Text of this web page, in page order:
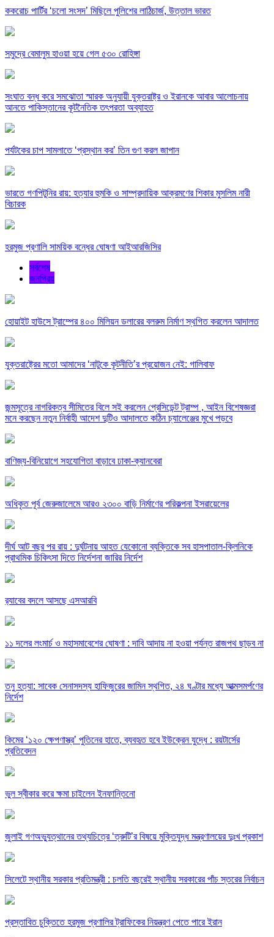
ককরোচ পার্টির ‘চলো সংসদ’ মিছিলে পুলিশের লাঠিচার্জ, উত্তাল ভারত
সমুদ্রে বেমালুম হাওয়া হয়ে গেল ৫৩০ রোহিঙ্গা
সংঘাত বন্ধ করে সমঝোতা স্মারক অনুযায়ী যুক্তরাষ্ট্র ও ইরানকে আবার আলোচনায়
আনতে পাকিস্তানের কূটনৈতিক তৎপরতা অব্যাহত
পর্যটকের চাপ সামলাতে ‘প্রস্থান কর’ তিন গুণ করল জাপান
ভারতে গণপিটুনির রায়: হত্যার হুমকি ও সাম্প্রদায়িক আক্রমণের শিকার মুসলিম নারী
বিচারক
হরমুজ প্রণালি সাময়িক বন্ধের ঘোষণা আইআরজিসির
সর্বশেষ
জনপ্রিয়
হোয়াইট হাউসে ট্রাম্পের ৪০০ মিলিয়ন ডলারের বলরুম নির্মাণ স্থগিত করলেন আদালত
যুক্তরাষ্ট্রের মতো আমাদের ‘নাটুকে কূটনীতি’র প্রয়োজন নেই: গালিবাফ
জন্মসূত্রে নাগরিকত্ব সীমিতের বিলে সই করলেন প্রেসিডেন্ট ট্রাম্প , আইন বিশেষজ্ঞরা
মনে করছেন নতুন নির্বাহী আদেশ দুটিও আদালতে কঠিন চ্যালেঞ্জের মুখে পড়বে
বাণিজ্য-বিনিয়োগে সহযোগিতা বাড়াবে ঢাকা-ক্যানবেরা
অধিকৃত পূর্ব জেরুজালেমে আরও ২৩০০ বাড়ি নির্মাণের পরিকল্পনা ইসরায়েলের
দীর্ঘ আট বছর পর রায় : দুর্ঘটনায় আহত যেকোনো ব্যক্তিকে সব হাসপাতাল-ক্লিনিকে
প্রাথমিক চিকিৎসা দিতে নির্দেশনা জারির নির্দেশ
র‍্যাবের বদলে আসছে এসআরবি
১১ দলের লংমার্চ ও মহাসমাবেশের ঘোষণা : দাবি আদায় না হওয়া পর্যন্ত রাজপথ ছাড়ব না
তনু হত্যা: সাবেক সেনাসদস্য হাফিজুরের জামিন স্থগিত, ২৪ ঘণ্টার মধ্যে আত্মসমর্পণের
নির্দেশ
কিমের ‘১২০ ক্ষেপণাস্ত্র’ পুতিনের হাতে, ব্যবহৃত হবে ইউক্রেন যুদ্ধে : রয়টার্সের
প্রতিবেদন
ভুল স্বীকার করে ক্ষমা চাইলেন ইনফান্তিনো
জুলাই গণঅভ্যুত্থানের তথ্যচিত্রে ‘ত্রুটি’র বিষয়ে মুক্তিযুদ্ধ মন্ত্রণালয়ের দুঃখ প্রকাশ
সিলেটে স্থানীয় সরকার প্রতিমন্ত্রী : চলতি বছরেই স্থানীয় সরকারের পাঁচ স্তরের নির্বাচন
প্রস্তাবিত চুক্তিতে হরমুজ প্রণালির ট্রাফিকের নিয়ন্ত্রণ পেতে পারে ইরান